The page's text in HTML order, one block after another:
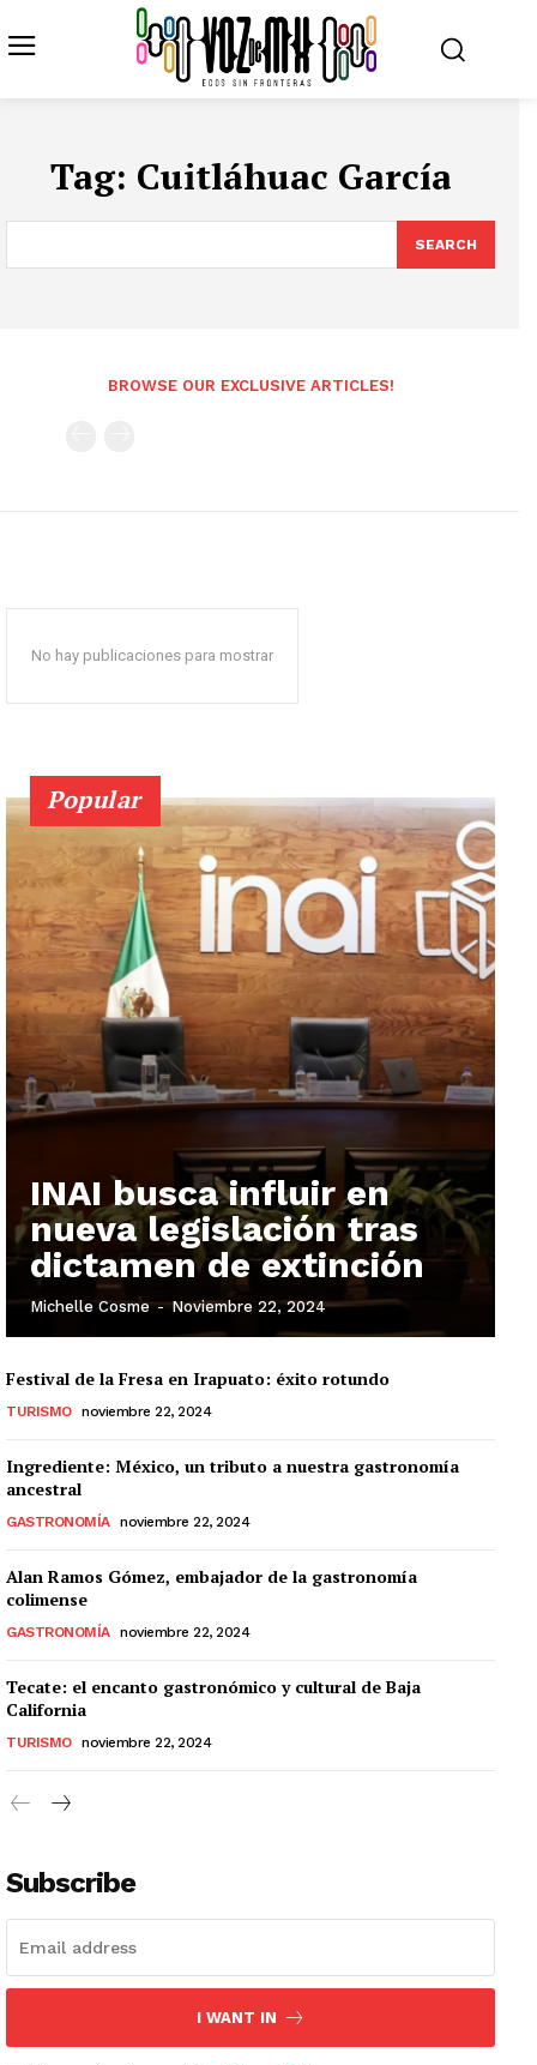
Tag: Cuitláhuac García
SEARCH
BROWSE OUR EXCLUSIVE ARTICLES!
No hay publicaciones para mostrar
Popular
INAI busca influir en
nueva legislación tras
dictamen de extinción
Michelle Cosme - Noviembre 22, 2024
Festival de la Fresa en Irapuato: éxito rotundo
TURISMO noviembre 22, 2024
Ingrediente: México, un tributo a nuestra gastronomía
ancestral
GASTRONOMÍA noviembre 22, 2024
Alan Ramos Gómez, embajador de la gastronomía
colimense
GASTRONOMÍA noviembre 22, 2024
Tecate: el encanto gastronómico y cultural de Baja
California
TURISMO noviembre 22, 2024
Subscribe
I WANT IN